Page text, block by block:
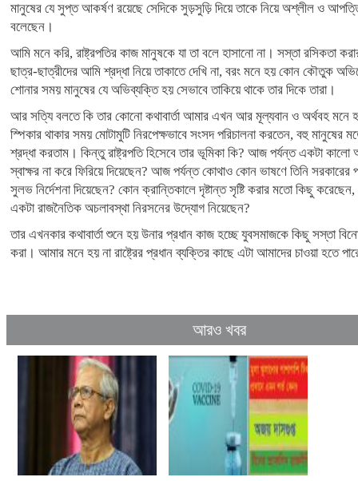
মানুষের যে সুপ্ত আকর্ষণ রয়েছে সেদিকে সুড়সুড়ি দিয়ে তাকে নিয়ে অশ্লীল ও
বলেছেন।
আমি মনে করি, রাষ্ট্রপতির কাজ মানুষকে যা তা বলে হাসানো না। সস্তা রসিকতা
ছাত্র-ছাত্রীদের আমি শ্রদ্ধা নিয়ে তাকাতে দেখি না, বরং মনে হয় কোন কৌতুক
শোনার সময় মানুষের যে অভিব্যক্তি হয় সেভাবে তাকিয়ে থাকে তার দিকে তারা।
আর সত্যি বলতে কি তার কোনো কথাবার্তা আমার এখন আর মূল্যবান ও অর্থবহ মনে
স্পিকার থাকার সময় মোটামুটি নিরপেক্ষভাবে সংসদ পরিচালনা করতেন, বহু মানুষের
শ্রদ্ধা করতাম। কিন্তু রাষ্ট্রপতি হিসেবে তার ভূমিকা কি? আজ পর্যন্ত একটা কালো
স্বাক্ষর না করে ফিরিয়ে দিয়েছেন? আজ পর্যন্ত কোথাও কোন ভাষণে তিনি সরকারের
সুলভ নির্দেশনা দিয়েছেন? কোন ক্রান্তিকালে দৃষ্টান্ত সৃষ্টি করার মতো কিছু
একটা রাজনৈতিক অচলাবস্থা নিরসনের উদ্যোগ নিয়েছেন?
তার এখনকার কথাবার্তা শুনে হয় উনার প্রধান কাজ হচ্ছে যুবসমাজকে কিছু সস্তা
করা। আমার মনে হয় না রাষ্ট্রের প্রধান ব্যক্তির কাছে এটা আমাদের চাওয়া হতে
আরও খবর